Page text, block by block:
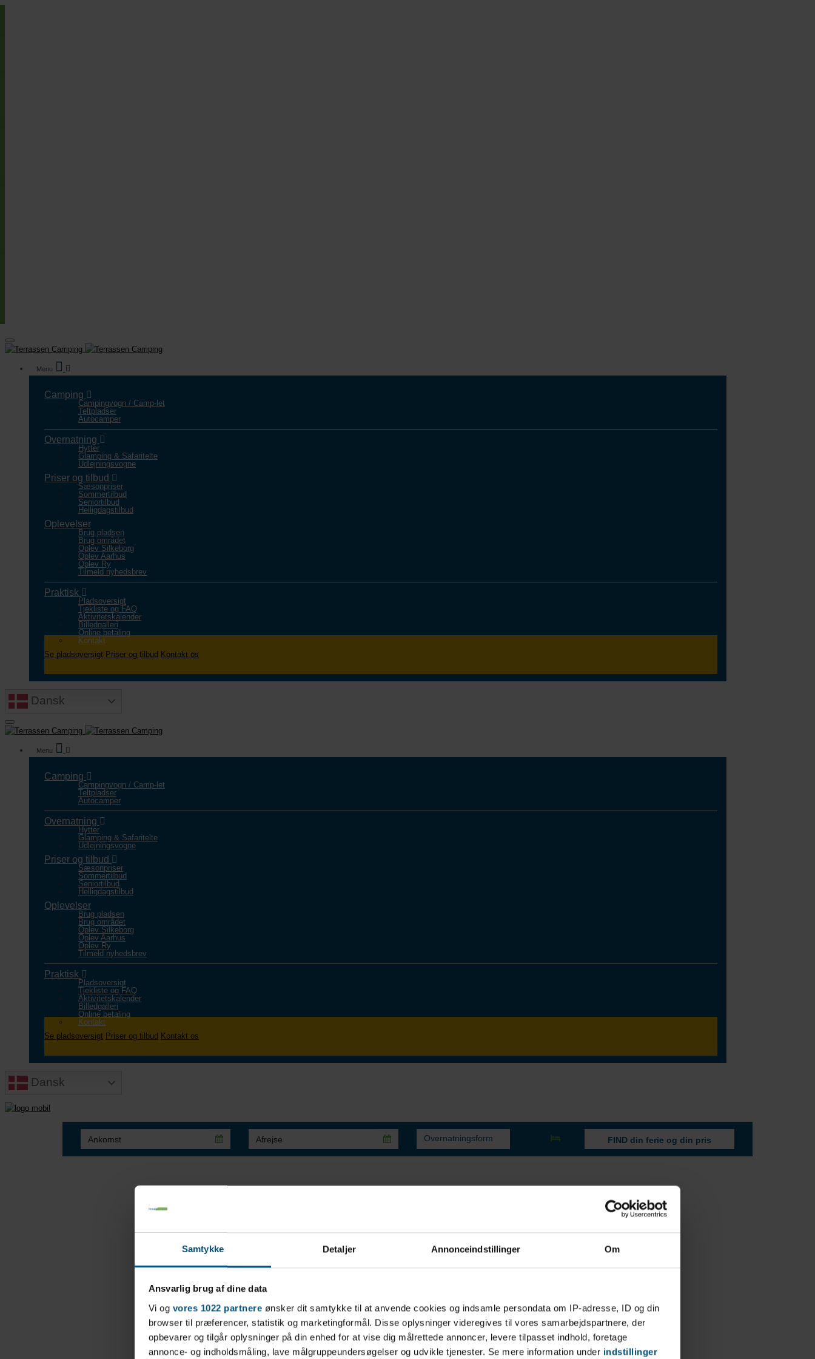
Samtykke Detaljer Annonceindstillinger Om
Ansvarlig brug af dine data
Vi og vores 1022 partnere ønsker dit samtykke til at anvende cookies og indsamle persondata om IP-adresse, ID og din
browser til præferencer, statistik og marketingformål. Disse oplysninger videregives til vores samarbejdspartnere, der
opbevarer og tilgår oplysninger på din enhed for at vise dig målrettede annoncer, levere tilpasset indhold, foretage
annonce- og indholdsmåling, lave målgruppeundersøgelser og udvikle tjenester. Se mere information under indstillinger
Camping
Campingvogn / Camp-let
Teltpladser
Autocamper
Overnatning
Hytter
Glamping & Safaritelte
Udlejningsvogne
Priser og tilbud
Sæsonpriser
Sommertilbud
Seniortilbud
Helligdagstilbud
Oplevelser
Brug pladsen
Brug området
Oplev Silkeborg
Oplev Aarhus
Oplev Ry
Tilmeld nyhedsbrev
Praktisk
Pladsoversigt
Tjekliste og FAQ
Aktivitetskalender
Billedgalleri
Online betaling
Kontakt
Se pladsoversigt Priser og tilbud Kontakt os
Dansk
Camping
Campingvogn / Camp-let
Teltpladser
Autocamper
Overnatning
Hytter
Glamping & Safaritelte
Udlejningsvogne
Priser og tilbud
Sæsonpriser
Sommertilbud
Seniortilbud
Helligdagstilbud
Oplevelser
Brug pladsen
Brug området
Oplev Silkeborg
Oplev Aarhus
Oplev Ry
Tilmeld nyhedsbrev
Praktisk
Pladsoversigt
Tjekliste og FAQ
Aktivitetskalender
Billedgalleri
Online betaling
Kontakt
Se pladsoversigt Priser og tilbud Kontakt os
Dansk
Overnatningsform FIND din ferie og din pris
Midt imellem